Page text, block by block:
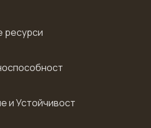
ресурси
и Устойчивост